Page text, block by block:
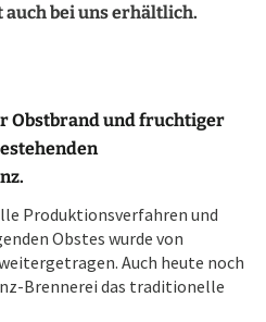
bei uns erhältlich.
Obstbrand und fruchtiger
Produktionsverfahren und
Obstes wurde von
Auch heute noch
Brennerei das traditionelle